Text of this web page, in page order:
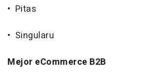
• Pitas
• Singularu
Mejor eCommerce B2B